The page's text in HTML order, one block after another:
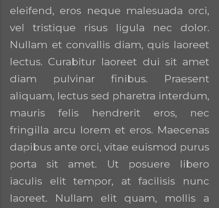
eleifend, eros neque malesuada orci,
vel tristique risus ligula nec dolor.
Nullam et convallis diam, quis laoreet
lectus. Curabitur laoreet dui sit amet
diam pulvinar finibus. Praesent
aliquam, lectus sed pharetra interdum,
mauris felis hendrerit eros, nec
fringilla arcu lorem et eros. Maecenas
dapibus ante orci, vitae euismod purus
porta sit amet. Ut posuere libero
iaculis elit tempor, at facilisis nunc
laoreet. Nullam elit quam, mollis a